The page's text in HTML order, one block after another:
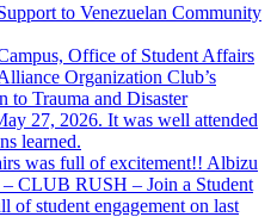
to Venezuelan Community
Office of Student Affairs
Organization Club’s
to Trauma and Disaster
27, 2026. It was well attended
learned.
was full of excitement!! Albizu
CLUB RUSH – Join a Student
of student engagement on last